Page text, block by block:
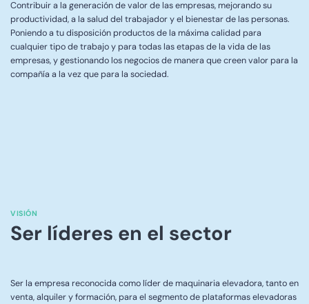
Contribuir a la generación de valor de las empresas, mejorando su
productividad, a la salud del trabajador y el bienestar de las personas.
Poniendo a tu disposición productos de la máxima calidad para
cualquier tipo de trabajo y para todas las etapas de la vida de las
empresas, y gestionando los negocios de manera que creen valor para la
compañía a la vez que para la sociedad.
VISIÓN
Ser líderes en el sector
Ser la empresa reconocida como líder de maquinaria elevadora, tanto en
venta, alquiler y formación, para el segmento de plataformas elevadoras